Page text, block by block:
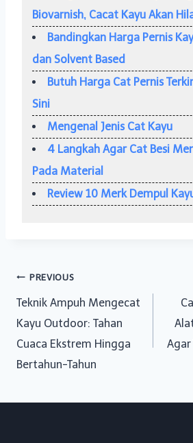
Biovarnish, Cacat Kayu Akan
Bandingkan Harga Pernis
dan Solvent Based
Butuh Harga Cat Pernis
Sini
Mengenal Jenis Cat Kayu
4 Langkah Agar Cat Besi
Pada Material
Review 10 Merk Dempul
Post
navigation
PREVIOUS
Teknik Ampuh Mengecat
Kayu Outdoor: Tahan
Cuaca Ekstrem Hingga
Bertahun-Tahun
Agar